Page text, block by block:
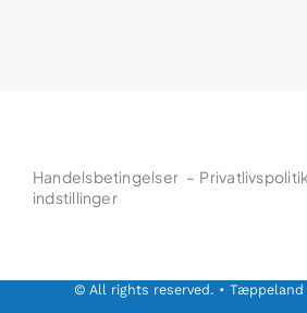
Handelsbetingelser – Privatlivspolitik
indstillinger
© All rights reserved. • Tæppeland